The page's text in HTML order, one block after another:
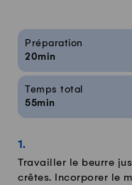
Infos sur la recette
Préparation
20min
Temps total
55min
Travailler le beurre
crêtes. Incorporer le